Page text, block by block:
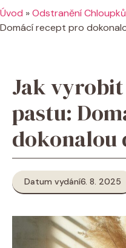
Úvod »Odstranění Chloupků
Domácí recept pro
Jak
pastu:
dokonalou
Datum vydání6. 8. 2025